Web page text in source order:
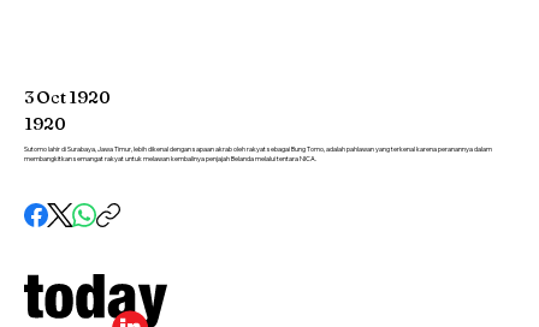
Pilih tanggal
3Oct1920
1920
Sutomo lahir di Surabaya, Jawa Timur, lebih dikenal dengan sapaan akrab oleh rakyat sebagai Bung Tomo, adalah pahlawan yang terkenal karena peranannya dalam
membangkitkan semangat rakyat untuk melawan kembalinya penjajah Belanda melalui tentara NICA.